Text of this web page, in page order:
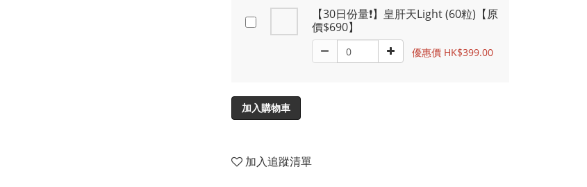
【30日份量❗】皇肝天Light (60粒)【原
價$690】
優惠價 HK$399.00
加入購物車
加入追蹤清單